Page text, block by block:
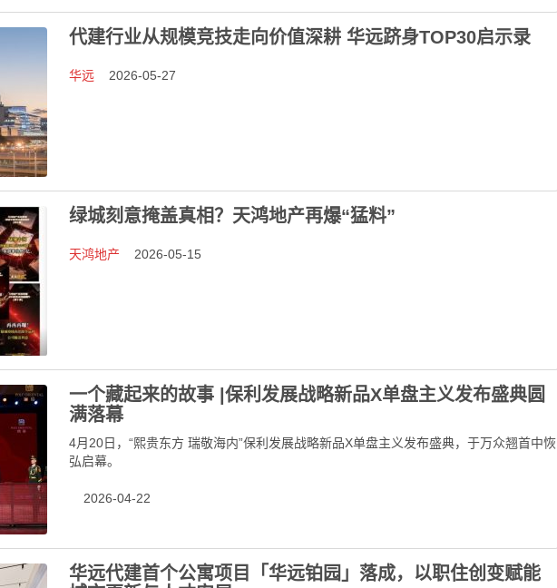
代建行业从规模竞技走向价值深耕 华远跻身TOP30启示录
华远 2026-05-27
绿城刻意掩盖真相？天鸿地产再爆“猛料”
天鸿地产 2026-05-15
一个藏起来的故事 |保利发展战略新品X单盘主义发布盛典圆
满落幕
4月20日，“熙贵东方 瑞敬海内”保利发展战略新品X单盘主义发布盛典，于万众翘首中恢
弘启幕。
2026-04-22
华远代建首个公寓项目「华远铂园」落成，以职住创变赋能